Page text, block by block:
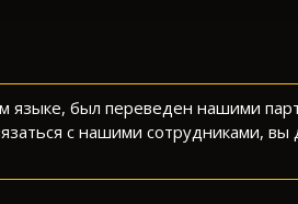
языке, был переведен нашими
с нашими сотрудниками,